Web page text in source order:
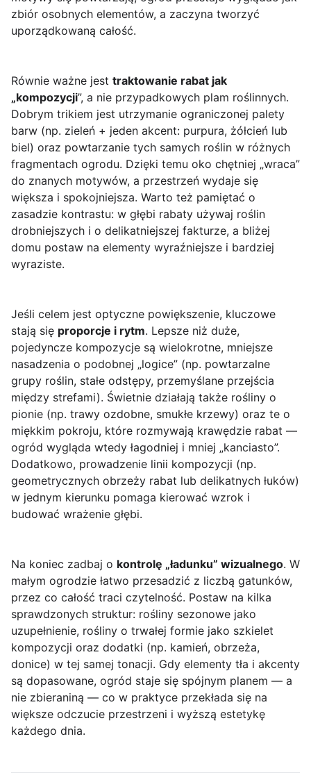
zbiór osobnych elementów, a zaczyna tworzyć
uporządkowaną całość.
Równie ważne jest traktowanie rabat jak
„kompozycji”, a nie przypadkowych plam roślinnych.
Dobrym trikiem jest utrzymanie ograniczonej palety
barw (np. zieleń + jeden akcent: purpura, żółcień lub
biel) oraz powtarzanie tych samych roślin w różnych
fragmentach ogrodu. Dzięki temu oko chętniej „wraca”
do znanych motywów, a przestrzeń wydaje się
większa i spokojniejsza. Warto też pamiętać o
zasadzie kontrastu: w głębi rabaty używaj roślin
drobniejszych i o delikatniejszej fakturze, a bliżej
domu postaw na elementy wyraźniejsze i bardziej
wyraziste.
Jeśli celem jest optyczne powiększenie, kluczowe
stają się proporcje i rytm. Lepsze niż duże,
pojedyncze kompozycje są wielokrotne, mniejsze
nasadzenia o podobnej „logice” (np. powtarzalne
grupy roślin, stałe odstępy, przemyślane przejścia
między strefami). Świetnie działają także rośliny o
pionie (np. trawy ozdobne, smukłe krzewy) oraz te o
miękkim pokroju, które rozmywają krawędzie rabat —
ogród wygląda wtedy łagodniej i mniej „kanciasto”.
Dodatkowo, prowadzenie linii kompozycji (np.
geometrycznych obrzeży rabat lub delikatnych łuków)
w jednym kierunku pomaga kierować wzrok i
budować wrażenie głębi.
Na koniec zadbaj o kontrolę „ładunku” wizualnego. W
małym ogrodzie łatwo przesadzić z liczbą gatunków,
przez co całość traci czytelność. Postaw na kilka
sprawdzonych struktur: rośliny sezonowe jako
uzupełnienie, rośliny o trwałej formie jako szkielet
kompozycji oraz dodatki (np. kamień, obrzeża,
donice) w tej samej tonacji. Gdy elementy tła i akcenty
są dopasowane, ogród staje się spójnym planem — a
nie zbieraniną — co w praktyce przekłada się na
większe odczucie przestrzeni i wyższą estetykę
każdego dnia.